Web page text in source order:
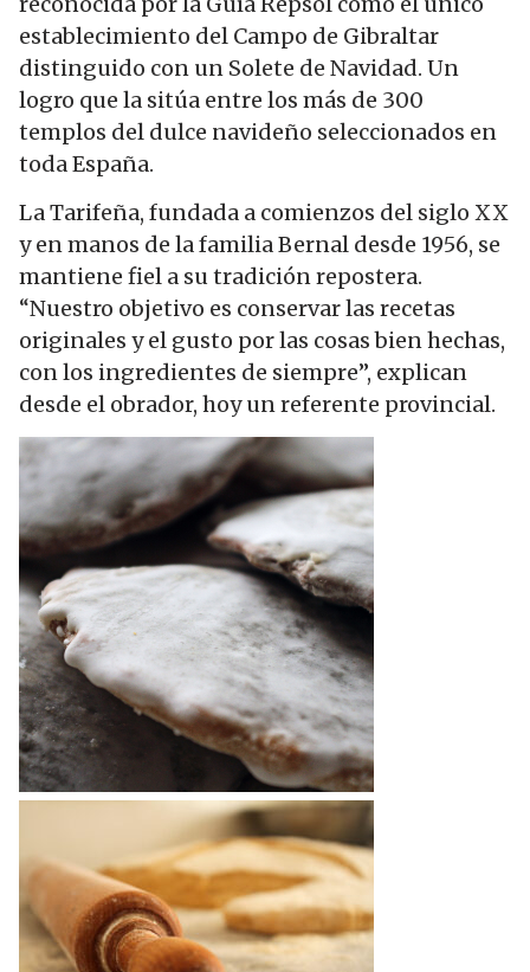
establecimiento del Campo de Gibraltar
distinguido con un Solete de Navidad. Un
logro que la sitúa entre los más de 300
templos del dulce navideño seleccionados en
toda España.
La Tarifeña, fundada a comienzos del siglo XX
y en manos de la familia Bernal desde 1956, se
mantiene fiel a su tradición repostera.
“Nuestro objetivo es conservar las recetas
originales y el gusto por las cosas bien hechas,
con los ingredientes de siempre”, explican
desde el obrador, hoy un referente provincial.